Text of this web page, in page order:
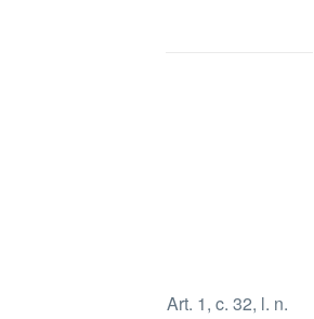
Art. 1, c. 32, l. n.